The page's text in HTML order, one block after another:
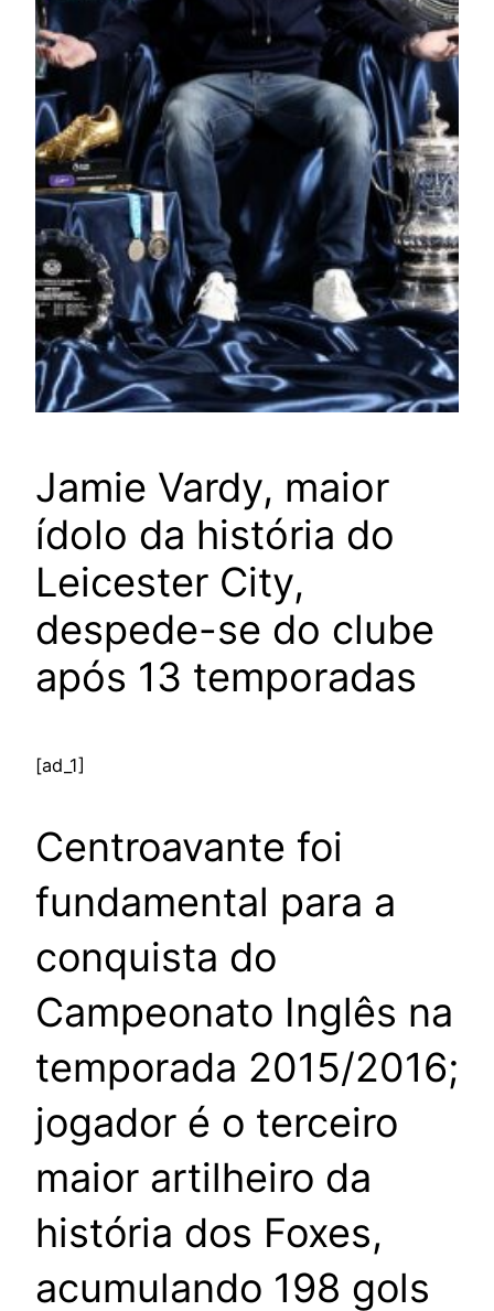
Jamie Vardy, maior
ídolo da história do
Leicester City,
despede-se do clube
após 13 temporadas
[ad_1]
Centroavante foi
fundamental para a
conquista do
Campeonato Inglês na
temporada 2015/2016;
jogador é o terceiro
maior artilheiro da
história dos Foxes,
acumulando 198 gols